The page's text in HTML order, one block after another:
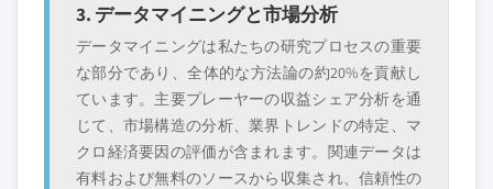
3. データマイニングと市場分析
データマイニングは私たちの研究プロセスの重要
な部分であり、全体的な方法論の約20%を貢献し
ています。主要プレーヤーの収益シェア分析を通
じて、市場構造の分析、業界トレンドの特定、マ
クロ経済要因の評価が含まれます。関連データは
有料および無料のソースから収集され、信頼性の